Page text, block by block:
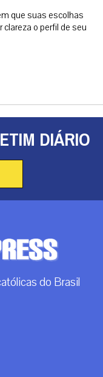
que suas escolhas
o perfil de seu
DIÁRIO
do Brasil